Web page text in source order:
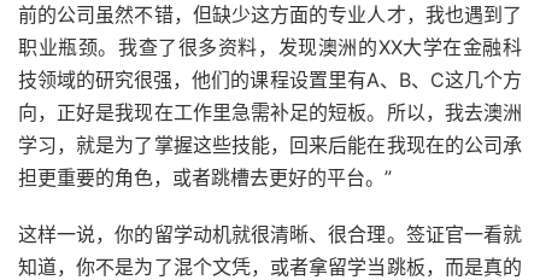
前的公司虽然不错，但缺少这方面的专业人才，我也遇到了
职业瓶颈。我查了很多资料，发现澳洲的XX大学在金融科
技领域的研究很强，他们的课程设置里有A、B、C这几个方
向，正好是我现在工作里急需补足的短板。所以，我去澳洲
学习，就是为了掌握这些技能，回来后能在我现在的公司承
担更重要的角色，或者跳槽去更好的平台。”
这样一说，你的留学动机就很清晰、很合理。签证官一看就
知道，你不是为了混个文凭，或者拿留学当跳板，而是真的